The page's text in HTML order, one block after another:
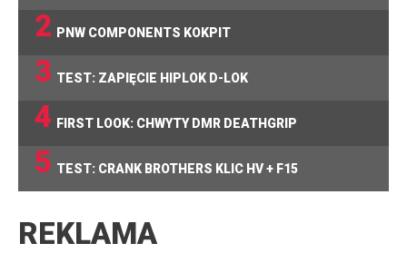
2 PNW COMPONENTS KOKPIT
3 TEST: ZAPIĘCIE HIPLOK D-LOK
4 FIRST LOOK: CHWYTY DMR DEATHGRIP
5 TEST: CRANK BROTHERS KLIC HV + F15
REKLAMA